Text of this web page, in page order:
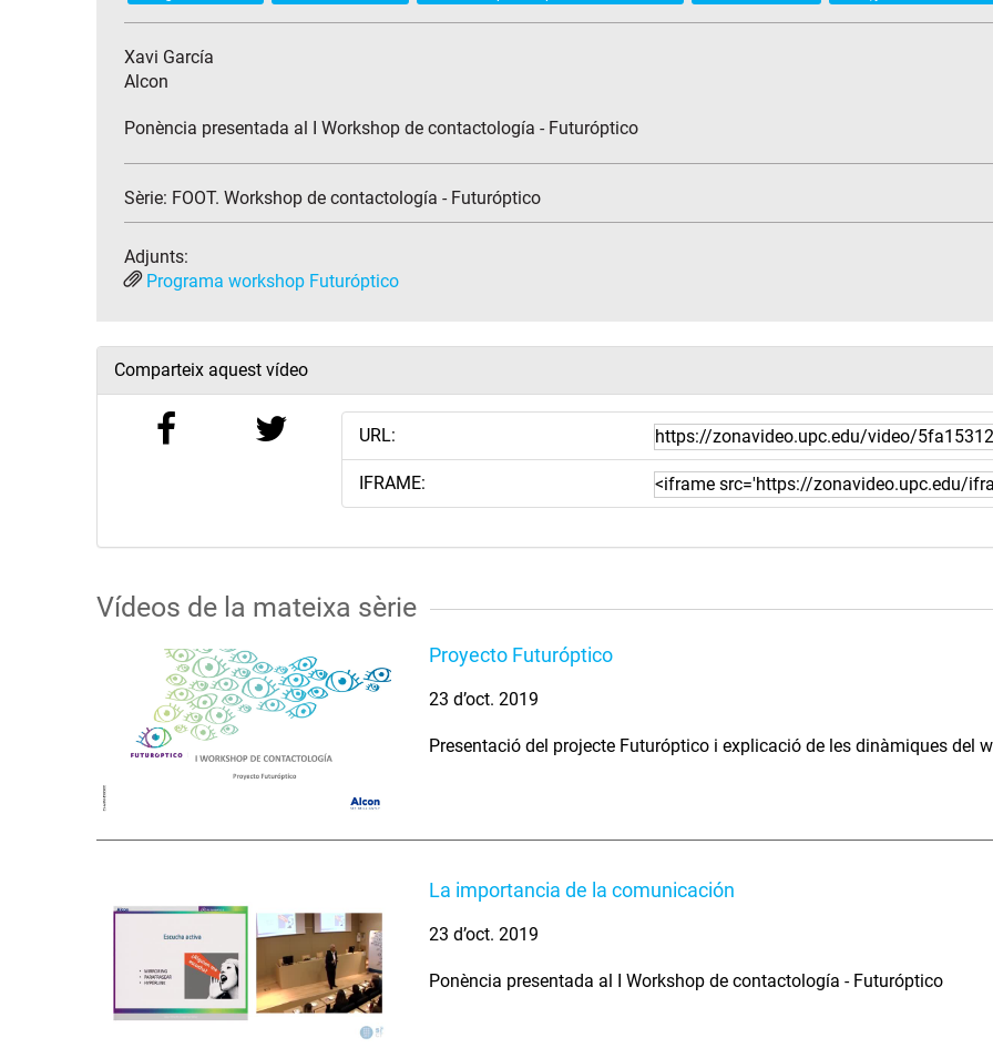
Xavi García
Alcon
Ponència presentada al I Workshop de contactología - Futuróptico
Sèrie: FOOT. Workshop de contactología - Futuróptico
Adjunts:
Programa workshop Futuróptico
Comparteix aquest vídeo
URL:
IFRAME:
Vídeos de la mateixa sèrie
Proyecto Futuróptico
23 d’oct. 2019
Presentació del projecte Futuróptico i explicació de les dinàmiques del
La importancia de la comunicación
23 d’oct. 2019
Ponència presentada al I Workshop de contactología - Futuróptico